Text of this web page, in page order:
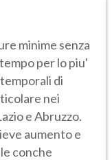
minime senza
per lo piu'
di
nei
e Abruzzo.
aumento e
conche